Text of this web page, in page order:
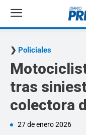
Policiales
tras
colectora
27 de enero 2026